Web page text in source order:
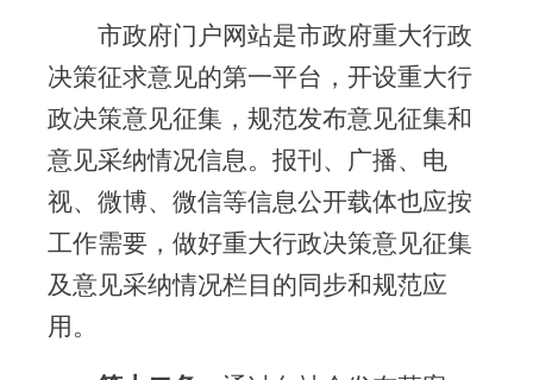
市政府门户网站是市政府重大行政
决策征求意见的第一平台，开设重大行
政决策意见征集，规范发布意见征集和
意见采纳情况信息。报刊、广播、电
视、微博、微信等信息公开载体也应按
工作需要，做好重大行政决策意见征集
及意见采纳情况栏目的同步和规范应
用。